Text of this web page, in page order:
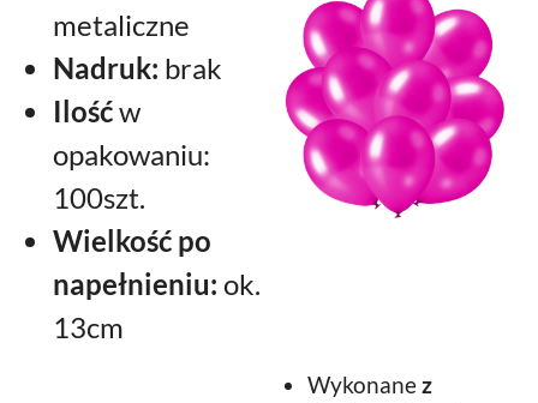
metaliczne
Nadruk: brak
Ilośćw
opakowaniu:
100szt.
Wielkość po
napełnieniu: ok.
13cm
Wykonanez